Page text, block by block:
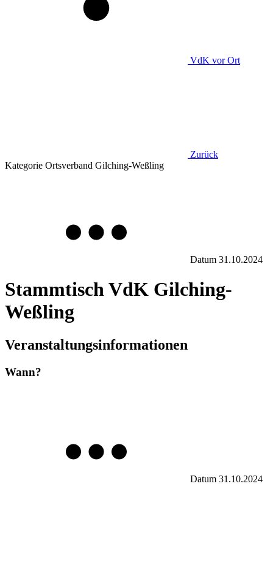
VdK vor Ort
Zurück
Kategorie Ortsverband Gilching-Weßling
Datum 31.10.2024
Stammtisch VdK Gilching-
Weßling
Veranstaltungsinformationen
Wann?
Datum 31.10.2024